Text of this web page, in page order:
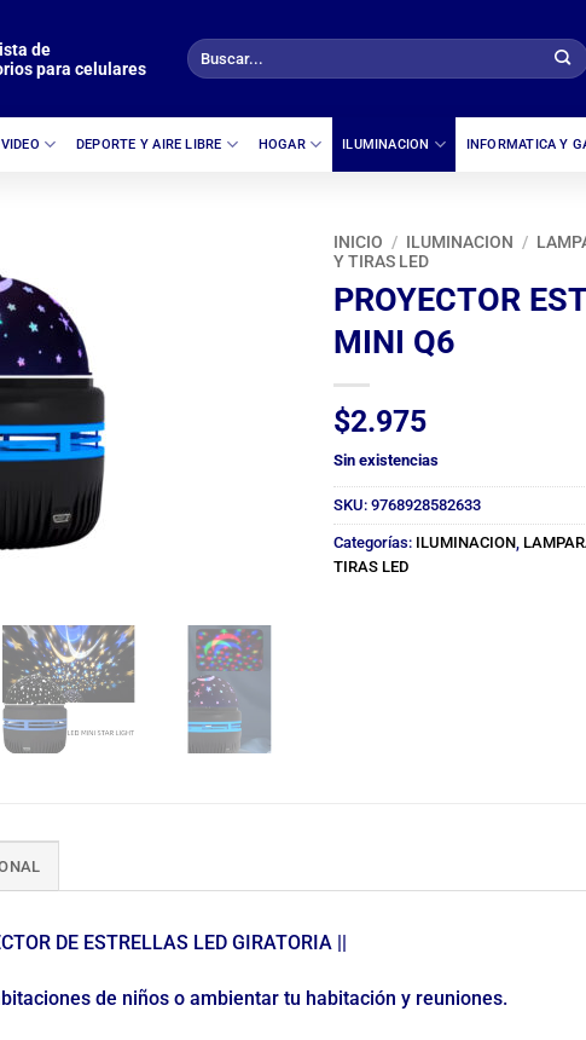
de
para celulares
Buscar
por:
DEPORTE Y AIRE LIBRE HOGAR ILUMINACION INFORMATICA Y
INICIO / ILUMINACION /
Y TIRAS LED
PROYECTOR
MINI Q6
$2.975
Sin existencias
SKU: 9768928582633
Categorías: ILUMINACION
TIRAS LED
DE ESTRELLAS LED GIRATORIA ||
de niños o ambientar tu habitación y reuniones.